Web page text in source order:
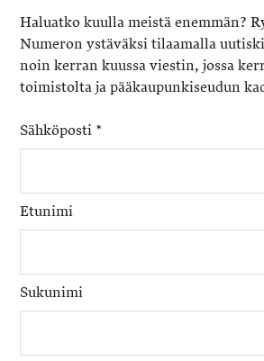
Haluatko kuulla meistä enemmän?
Numeron ystäväksi tilaamalla
noin kerran kuussa viestin, jossa
toimistolta ja pääkaupunkiseudun
Sähköposti *
Etunimi
Sukunimi